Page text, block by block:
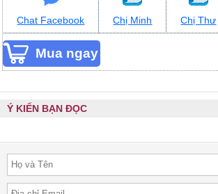
Chat Facebook Chị Minh Chị Thư
Ý KIẾN BẠN ĐỌC